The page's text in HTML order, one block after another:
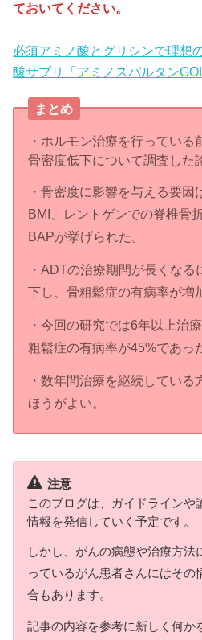
ておいてください。
必須アミノ酸とグリシンで理想
酸サプリ「アミノスパルタン
まとめ
・ホルモン治療を行ってい
骨密度低下について調査した
・骨密度に影響を与える要因
BMI、レントゲンでの脊椎骨
BAPが挙げられた。
・ADTの治療期間が長くな
下し、骨粗鬆症の有病率が増
・今回の研究では6年以上治
粗鬆症の有病率が45%であっ
・数年間治療を継続している
ほうがよい。
注意
このブログは、ガイドラインや
情報を発信していく予定です。
しかし、がんの病態や治療方法
っているがん患者さんにはその
合もあります。
記事の内容を参考に新しく何か